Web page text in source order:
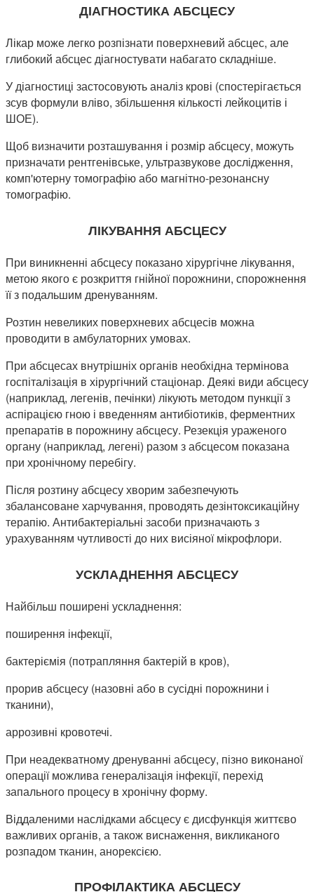
ДІАГНОСТИКА АБСЦЕСУ
Лікар може легко розпізнати поверхневий абсцес, але
глибокий абсцес діагностувати набагато складніше.
У діагностиці застосовують аналіз крові (спостерігається
зсув формули вліво, збільшення кількості лейкоцитів і
ШОЕ).
Щоб визначити розташування і розмір абсцесу, можуть
призначати рентгенівське, ультразвукове дослідження,
комп'ютерну томографію або магнітно-резонансну
томографію.
ЛІКУВАННЯ АБСЦЕСУ
При виникненні абсцесу показано хірургічне лікування,
метою якого є розкриття гнійної порожнини, спорожнення
її з подальшим дренуванням.
Розтин невеликих поверхневих абсцесів можна
проводити в амбулаторних умовах.
При абсцесах внутрішніх органів необхідна термінова
госпіталізація в хірургічний стаціонар. Деякі види абсцесу
(наприклад, легенів, печінки) лікують методом пункції з
аспірацією гною і введенням антибіотиків, ферментних
препаратів в порожнину абсцесу. Резекція ураженого
органу (наприклад, легені) разом з абсцесом показана
при хронічному перебігу.
Після розтину абсцесу хворим забезпечують
збалансоване харчування, проводять дезінтоксикаційну
терапію. Антибактеріальні засоби призначають з
урахуванням чутливості до них висіяної мікрофлори.
УСКЛАДНЕННЯ АБСЦЕСУ
Найбільш поширені ускладнення:
поширення інфекції,
бактеріємія (потрапляння бактерій в кров),
прорив абсцесу (назовні або в сусідні порожнини і
тканини),
аррозивні кровотечі.
При неадекватному дренуванні абсцесу, пізно виконаної
операції можлива генералізація інфекції, перехід
запального процесу в хронічну форму.
Віддаленими наслідками абсцесу є дисфункція життєво
важливих органів, а також виснаження, викликаного
розпадом тканин, анорексією.
ПРОФІЛАКТИКА АБСЦЕСУ